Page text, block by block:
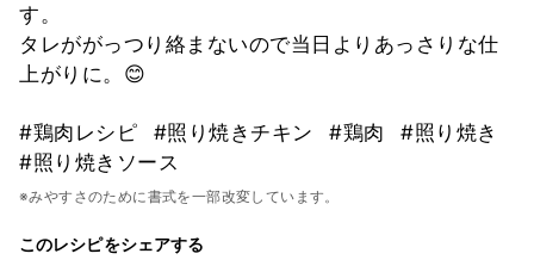
す。
タレががっつり絡まないので当日よりあっさりな仕
上がりに。😊
#鶏肉レシピ #照り焼きチキン #鶏肉
#照り焼き
#照り焼きソース
※みやすさのために書式を一部改変しています。
このレシピをシェアする